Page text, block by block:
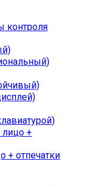
контроля
лицо +
+ отпечатки